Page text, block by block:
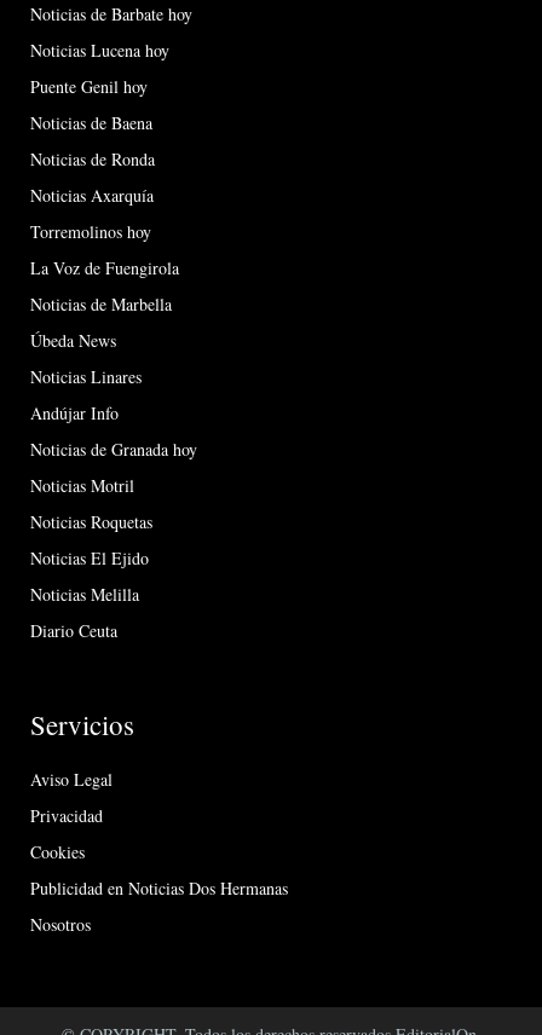
Noticias de Barbate hoy
Noticias Lucena hoy
Puente Genil hoy
Noticias de Baena
Noticias de Ronda
Noticias Axarquía
Torremolinos hoy
La Voz de Fuengirola
Noticias de Marbella
Úbeda News
Noticias Linares
Andújar Info
Noticias de Granada hoy
Noticias Motril
Noticias Roquetas
Noticias El Ejido
Noticias Melilla
Diario Ceuta
Servicios
Aviso Legal
Privacidad
Cookies
Publicidad en Noticias Dos Hermanas
Nosotros